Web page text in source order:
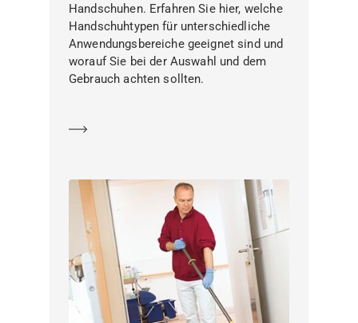
Handschuhen. Erfahren Sie hier, welche
Handschuhtypen für unterschiedliche
Anwendungsbereiche geeignet sind und
worauf Sie bei der Auswahl und dem
Gebrauch achten sollten.